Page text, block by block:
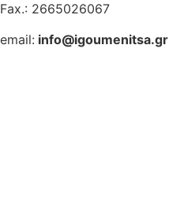
Fax.: 2665026067
email: info@igoumenitsa.gr